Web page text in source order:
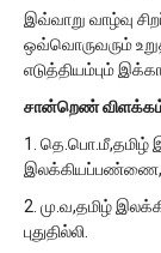
இவ்வாறு வாழ்வு
ஒவ்வொருவரும்
எடுத்தியம்பும்
சான்றெண்
1. தெ.பொ.மீ,தமிழ்
2. மு.வ,தமிழ்
புதுதில்லி.